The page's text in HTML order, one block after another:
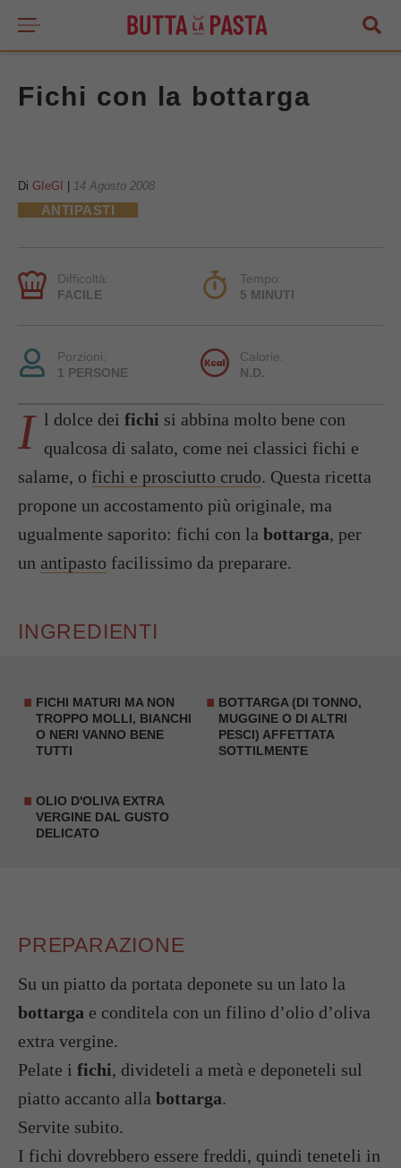
Fichi con la bottarga
Di GIeGI 14 Agosto 2008
ANTIPASTI
Difficoltà:
FACILE
Tempo:
5 MINUTI
Porzioni:
1 PERSONE
Calorie:
N.D.
I l dolce dei fichi si abbina molto bene con
qualcosa di salato, come nei classici fichi e
salame, o fichi e prosciutto crudo. Questa ricetta
propone un accostamento più originale, ma
ugualmente saporito: fichi con la bottarga, per
un antipasto facilissimo da preparare.
INGREDIENTI
FICHI MATURI MA NON
TROPPO MOLLI, BIANCHI
O NERI VANNO BENE
TUTTI
BOTTARGA (DI TONNO,
MUGGINE O DI ALTRI
PESCI) AFFETTATA
SOTTILMENTE
OLIO D'OLIVA EXTRA
VERGINE DAL GUSTO
DELICATO
PREPARAZIONE
Su un piatto da portata deponete su un lato la
bottarga e conditela con un filino d’olio d’oliva
extra vergine.
Pelate i fichi, divideteli a metà e deponeteli sul
piatto accanto alla bottarga.
Servite subito.
I fichi dovrebbero essere freddi, quindi teneteli in